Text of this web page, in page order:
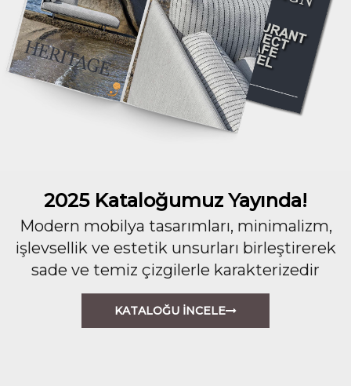
2025 Kataloğumuz Yayında!
Modern mobilya tasarımları, minimalizm,
işlevsellik ve estetik unsurları birleştirerek
sade ve temiz çizgilerle karakterizedir
KATALOĞU İNCELE